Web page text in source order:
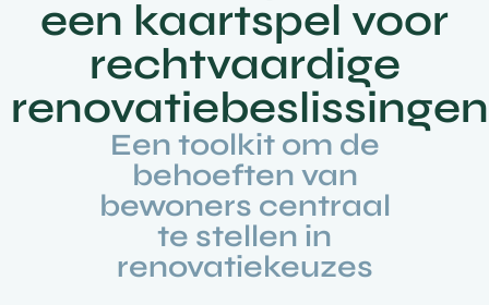
een kaartspel voor
rechtvaardige
renovatiebeslissingen
Een toolkit om de
behoeften van
bewoners centraal
te stellen in
renovatiekeuzes